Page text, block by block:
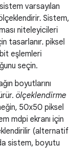
varsayılan
Sistem,
niteleyicileri
tasarlanır. piksel
eşlemleri
seçin.
boyutlarını
ölçeklendirme
50x50 piksel
mdpi ekranı için
(alternatif
sistem, boyutu